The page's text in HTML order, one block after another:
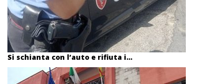
Si schianta con l’auto e rifiuta i...